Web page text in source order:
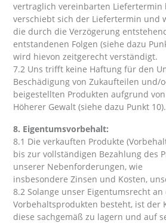
vertraglich vereinbarten Liefertermin
verschiebt sich der Liefertermin und
die durch die Verzögerung
entstandenen Folgen (siehe dazu
wird hievon zeitgerecht verständigt.
7.2 Uns trifft keine Haftung für den
Beschädigung von Zukaufteilen und/
beigestellten Produkten aufgrund von
Höherer Gewalt (siehe dazu Punkt 10).
8. Eigentumsvorbehalt:
8.1 Die verkauften Produkte
bis zur vollständigen Bezahlung des
unserer Nebenforderungen, wie
insbesondere Zinsen und Kosten,
8.2 Solange unser Eigentumsrecht an
Vorbehaltsprodukten besteht, ist der
diese sachgemäß zu lagern und auf